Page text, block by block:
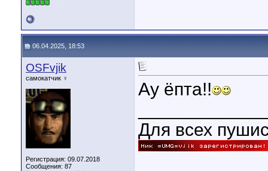
06.04.2025, 18:53
OSFvjik
самокатчик ♀
Регистрация: 09.07.2018
Сообщения: 87
Ау ёпта!!
Для всех